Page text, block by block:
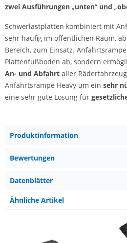
zwei Ausführungen „unten“ und „
Schwerlastplatten kombiniert mit
sehr häufig im öffentlichen Raum,
Bereich, zum Einsatz.
Plattenfußboden ab, sondern
An- und Abfahrt aller
Anfahrtsrampe Heavy um ein sehr
eine sehr gute Lösung für
Produktinformation
Bewertungen
Datenblätter
Ähnliche Artikel